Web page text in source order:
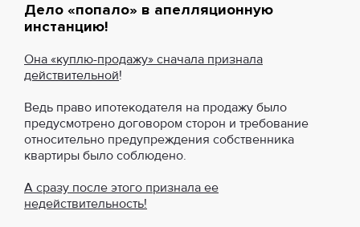
Дело «попало» в апелляционную
инстанцию!
Она «куплю-продажу» сначала признала
действительной!
Ведь право ипотекодателя на продажу было
предусмотрено договором сторон и требование
относительно предупреждения собственника
квартиры было соблюдено.
А сразу после этого признала ее
недействительность!